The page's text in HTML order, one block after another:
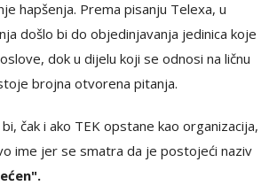
hapšenja. Prema pisanju Telexa, u
došlo bi do objedinjavanja jedinica koje
dok u dijelu koji se odnosi na ličnu
brojna otvorena pitanja.
čak i ako TEK opstane kao organizacija,
ime jer se smatra da je postojeći naziv